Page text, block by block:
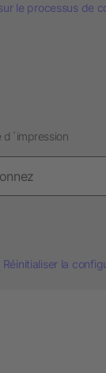
le processus de
d´impression
Réinitialiser la